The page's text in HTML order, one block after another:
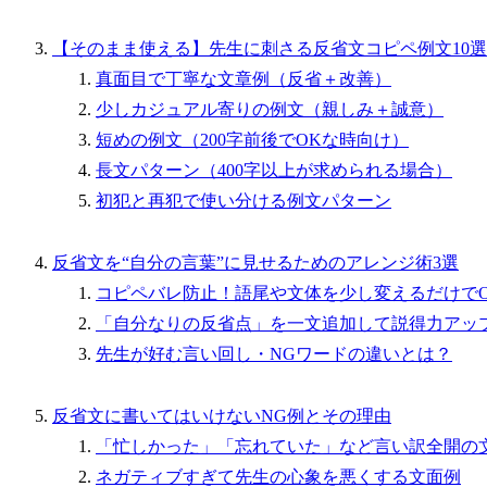
【そのまま使える】先生に刺さる反省文コピペ例文10選
真面目で丁寧な文章例（反省＋改善）
少しカジュアル寄りの例文（親しみ＋誠意）
短めの例文（200字前後でOKな時向け）
長文パターン（400字以上が求められる場合）
初犯と再犯で使い分ける例文パターン
反省文を“自分の言葉”に見せるためのアレンジ術3選
コピペバレ防止！語尾や文体を少し変えるだけで
「自分なりの反省点」を一文追加して説得力アッ
先生が好む言い回し・NGワードの違いとは？
反省文に書いてはいけないNG例とその理由
「忙しかった」「忘れていた」など言い訳全開の
ネガティブすぎて先生の心象を悪くする文面例